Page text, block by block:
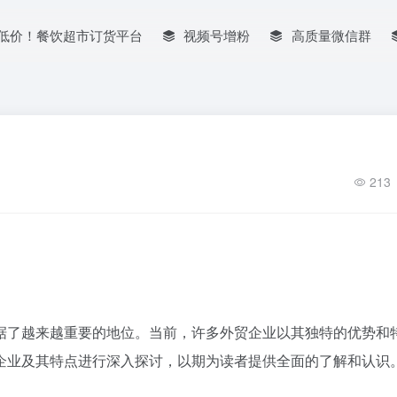
价！餐饮超市订货平台 视频号增粉 高质量微信群
213
越来越重要的地位。当前，许多外贸企业以其独特的优势和
及其特点进行深入探讨，以期为读者提供全面的了解和认识